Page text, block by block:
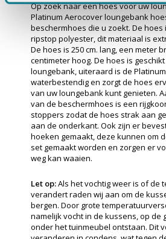
Op zoek naar een hoes voor uw
Platinum Aerocover loungebank
beschermhoes die u zoekt. De hoes
ripstop polyester, dit materiaal is
De hoes is 250 cm. lang, een meter
centimeter hoog. De hoes is
loungebank, uiteraard is de
waterbestendig en zorgt de hoes
van uw loungebank kunt genieten.
van de beschermhoes is een
stoppers zodat de hoes strak aan
aan de onderkant. Ook zijn er
hoeken gemaakt, deze kunnen om
set gemaakt worden en zorgen er
weg kan waaien.
Let op:Als het vochtig weer is of de
verandert raden wij aan om de
bergen. Door grote
namelijk vocht in de kussens, op de
onder het tuinmeubel ontstaan. Dit